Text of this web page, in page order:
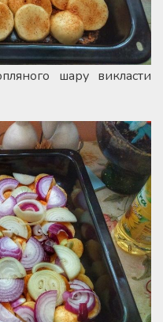
шару викласти